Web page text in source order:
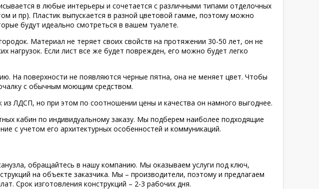
в любые интерьеры и сочетается с различными типами отделочных
и пр). Пластик выпускается в разной цветовой гамме, поэтому можно
будут идеально смотреться в вашем туалете.
Материал не теряет своих свойств на протяжении 30-50 лет, он не
нагрузок. Если лист все же будет поврежден, его можно будет легко
На поверхности не появляются черные пятна, она не меняет цвет. Чтобы
с обычным моющим средством.
ЛДСП, но при этом по соотношении цены и качества он намного выгоднее.
кабин по индивидуальному заказу. Мы подберем наиболее подходящие
с учетом его архитектурных особенностей и коммуникаций.
обращайтесь в нашу компанию. Мы оказываем услуги под ключ,
на объекте заказчика. Мы – производители, поэтому и предлагаем
Срок изготовления конструкций – 2-3 рабочих дня.